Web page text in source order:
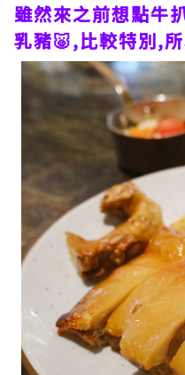
雖然來之前想點牛
乳豬🐷,比較特別,